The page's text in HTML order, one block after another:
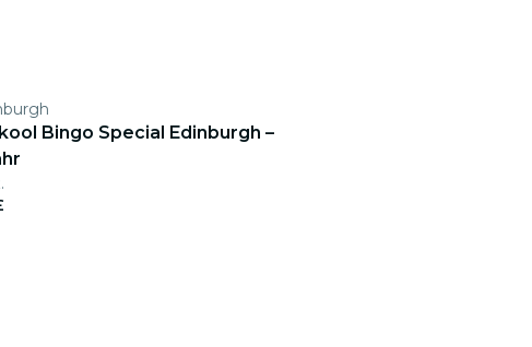
Bingo Special Edinburgh –